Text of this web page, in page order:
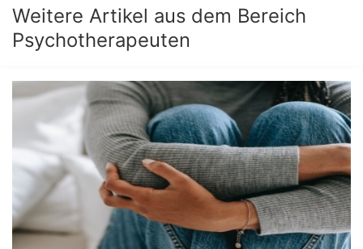
Weitere Artikel aus dem Bereich
Psychotherapeuten